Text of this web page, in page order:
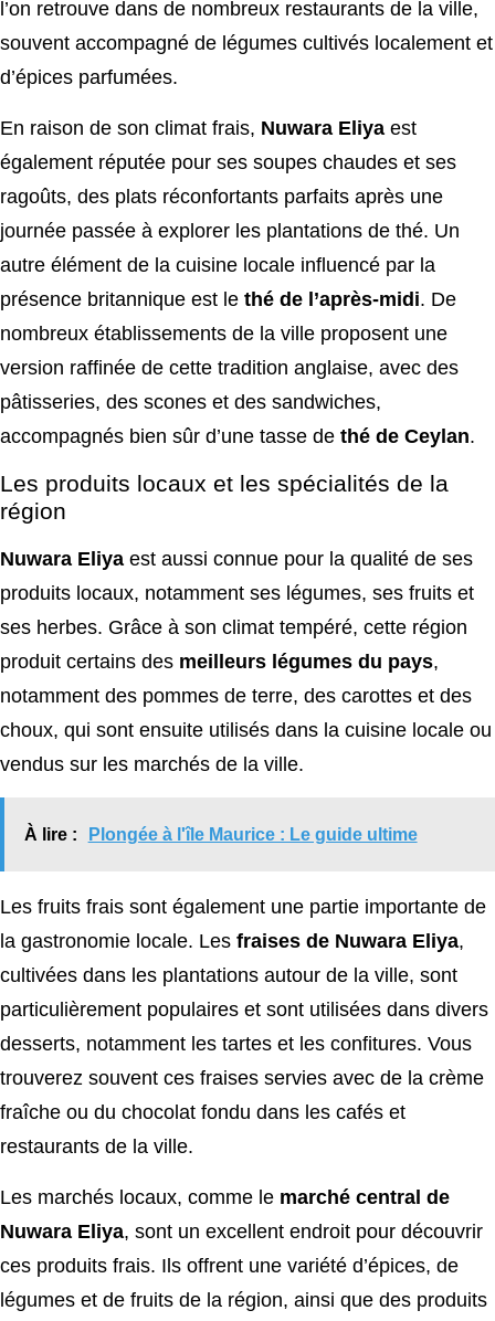
l’on retrouve dans de nombreux restaurants de la ville,
souvent accompagné de légumes cultivés localement et
d’épices parfumées.
En raison de son climat frais, Nuwara Eliya est
également réputée pour ses soupes chaudes et ses
ragoûts, des plats réconfortants parfaits après une
journée passée à explorer les plantations de thé. Un
autre élément de la cuisine locale influencé par la
présence britannique est le thé de l’après-midi. De
nombreux établissements de la ville proposent une
version raffinée de cette tradition anglaise, avec des
pâtisseries, des scones et des sandwiches,
accompagnés bien sûr d’une tasse de thé de Ceylan.
Les produits locaux et les spécialités de la
région
Nuwara Eliya est aussi connue pour la qualité de ses
produits locaux, notamment ses légumes, ses fruits et
ses herbes. Grâce à son climat tempéré, cette région
produit certains des meilleurs légumes du pays,
notamment des pommes de terre, des carottes et des
choux, qui sont ensuite utilisés dans la cuisine locale ou
vendus sur les marchés de la ville.
À lire : Plongée à l'île Maurice : Le guide ultime
Les fruits frais sont également une partie importante de
la gastronomie locale. Les fraises de Nuwara Eliya,
cultivées dans les plantations autour de la ville, sont
particulièrement populaires et sont utilisées dans divers
desserts, notamment les tartes et les confitures. Vous
trouverez souvent ces fraises servies avec de la crème
fraîche ou du chocolat fondu dans les cafés et
restaurants de la ville.
Les marchés locaux, comme le marché central de
Nuwara Eliya, sont un excellent endroit pour découvrir
ces produits frais. Ils offrent une variété d’épices, de
légumes et de fruits de la région, ainsi que des produits